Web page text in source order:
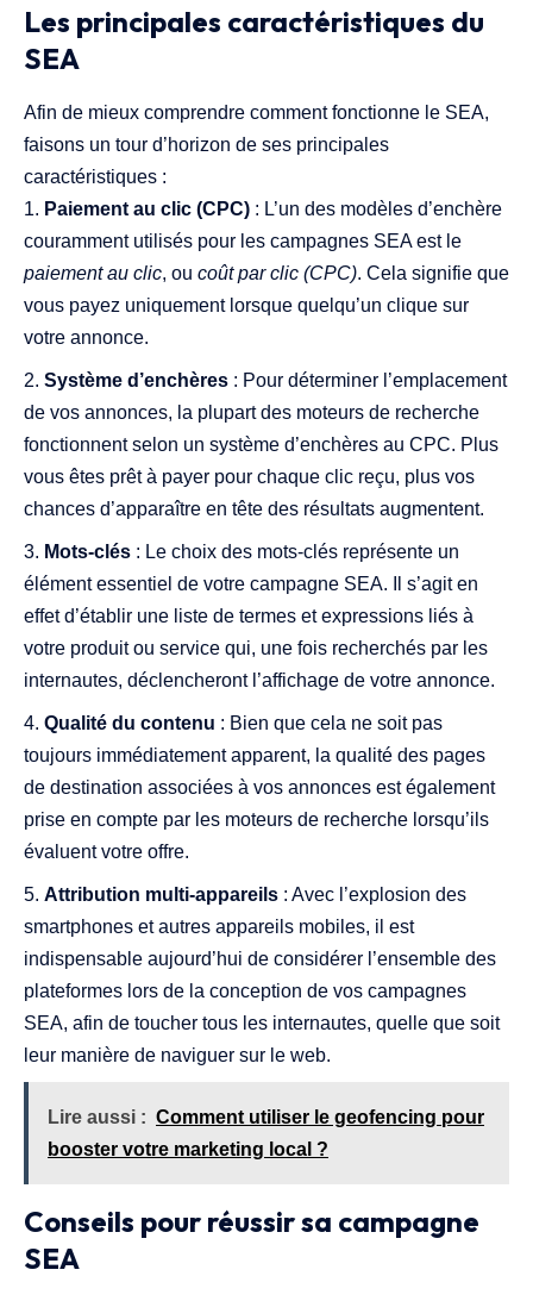
Les principales caractéristiques du
SEA
Afin de mieux comprendre comment fonctionne le SEA,
faisons un tour d’horizon de ses principales
caractéristiques :
Paiement au clic (CPC) : L’un des modèles d’enchère
couramment utilisés pour les campagnes SEA est le
paiement au clic, ou coût par clic (CPC). Cela signifie que
vous payez uniquement lorsque quelqu’un clique sur
votre annonce.
Système d’enchères : Pour déterminer l’emplacement
de vos annonces, la plupart des moteurs de recherche
fonctionnent selon un système d’enchères au CPC. Plus
vous êtes prêt à payer pour chaque clic reçu, plus vos
chances d’apparaître en tête des résultats augmentent.
Mots-clés : Le choix des mots-clés représente un
élément essentiel de votre campagne SEA. Il s’agit en
effet d’établir une liste de termes et expressions liés à
votre produit ou service qui, une fois recherchés par les
internautes, déclencheront l’affichage de votre annonce.
Qualité du contenu : Bien que cela ne soit pas
toujours immédiatement apparent, la qualité des pages
de destination associées à vos annonces est également
prise en compte par les moteurs de recherche lorsqu’ils
évaluent votre offre.
Attribution multi-appareils : Avec l’explosion des
smartphones et autres appareils mobiles, il est
indispensable aujourd’hui de considérer l’ensemble des
plateformes lors de la conception de vos campagnes
SEA, afin de toucher tous les internautes, quelle que soit
leur manière de naviguer sur le web.
Lire aussi : Comment utiliser le geofencing pour
booster votre marketing local ?
Conseils pour réussir sa campagne
SEA